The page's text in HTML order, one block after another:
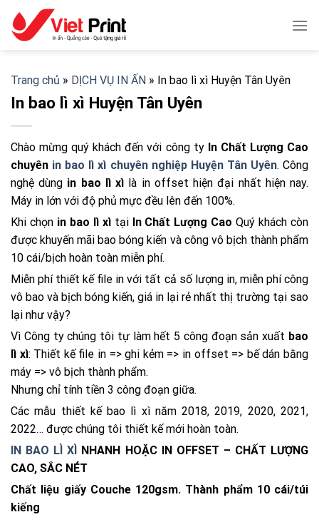
content
Trang chủ » DỊCH VỤ IN ẤN » In bao lì xì Huyện Tân Uyên
In bao lì xì Huyện Tân Uyên
Chào mừng quý khách đến với công ty In Chất Lượng Cao
chuyên in bao lì xì chuyên nghiệp Huyện Tân Uyên. Công
nghệ dùng in bao lì xì là in offset hiện đại nhất hiện nay.
Máy in lớn với độ phủ mực đều lên đến 100%.
Khi chọn in bao lì xìtại In Chất Lượng Cao Quý khách còn
được khuyến mãi bao bóng kiến và công vô bịch thành phẩm
10 cái/bịch hoàn toàn miễn phí.
Miễn phí thiết kế file in với tất cả số lượng in, miễn phí công
vô bao và bịch bóng kiến, giá in lại rẻ nhất thị trường tại sao
lại như vậy?
Vì Công ty chúng tôi tự làm hết 5 công đoạn sản xuất bao
lì xì: Thiết kế file in => ghi kẻm => in offset => bế dán bằng
máy => vô bịch thành phẩm.
Nhưng chỉ tính tiền 3 công đoạn giữa.
Các mẫu thiết kế bao lì xì năm 2018, 2019, 2020, 2021,
2022… được chúng tôi thiết kế mới hoàn toàn.
IN BAO LÌ XÌ NHANH HOẶC IN OFFSET – CHẤT LƯỢNG
CAO, SẮC NÉT
Chất liệu giấy Couche 120gsm. Thành phẩm 10 cái/túi
kiếng